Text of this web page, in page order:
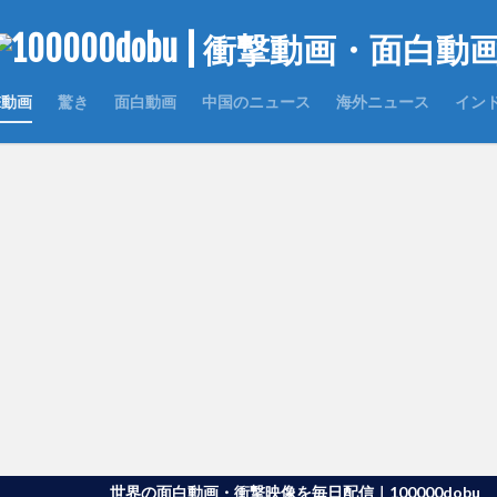
画 驚き 面白動画 中国のニュース 海外ニュース イン
世界の面白動画・衝撃映像を毎日配信｜100000dobu